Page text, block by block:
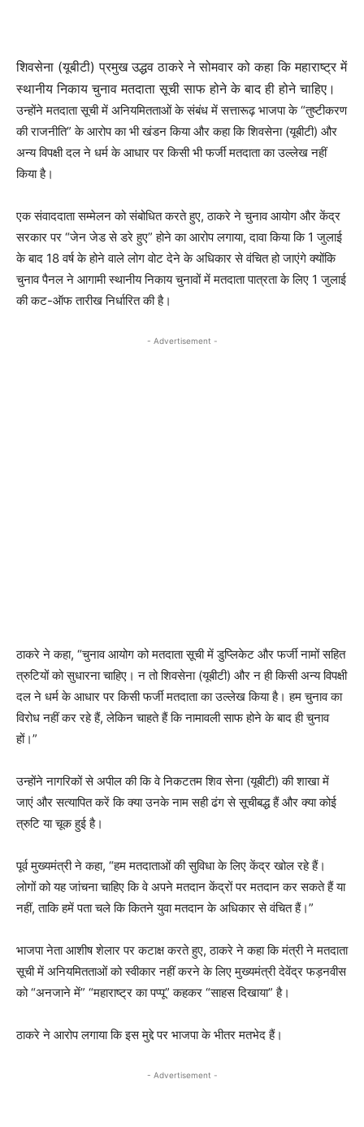
शिवसेना (यूबीटी) प्रमुख उद्धव ठाकरे ने सोमवार को कहा कि महाराष्ट्र में
स्थानीय निकाय चुनाव मतदाता सूची साफ होने के बाद ही होने चाहिए।
उन्होंने मतदाता सूची में अनियमितताओं के संबंध में सत्तारूढ़ भाजपा के “तुष्टीकरण
की राजनीति” के आरोप का भी खंडन किया और कहा कि शिवसेना (यूबीटी) और
अन्य विपक्षी दल ने धर्म के आधार पर किसी भी फर्जी मतदाता का उल्लेख नहीं
किया है।
एक संवाददाता सम्मेलन को संबोधित करते हुए, ठाकरे ने चुनाव आयोग और केंद्र
सरकार पर “जेन जेड से डरे हुए” होने का आरोप लगाया, दावा किया कि 1 जुलाई
के बाद 18 वर्ष के होने वाले लोग वोट देने के अधिकार से वंचित हो जाएंगे क्योंकि
चुनाव पैनल ने आगामी स्थानीय निकाय चुनावों में मतदाता पात्रता के लिए 1 जुलाई
की कट-ऑफ तारीख निर्धारित की है।
- Advertisement -
ठाकरे ने कहा, “चुनाव आयोग को मतदाता सूची में डुप्लिकेट और फर्जी नामों सहित
त्रुटियों को सुधारना चाहिए। न तो शिवसेना (यूबीटी) और न ही किसी अन्य विपक्षी
दल ने धर्म के आधार पर किसी फर्जी मतदाता का उल्लेख किया है। हम चुनाव का
विरोध नहीं कर रहे हैं, लेकिन चाहते हैं कि नामावली साफ होने के बाद ही चुनाव
हों।”
उन्होंने नागरिकों से अपील की कि वे निकटतम शिव सेना (यूबीटी) की शाखा में
जाएं और सत्यापित करें कि क्या उनके नाम सही ढंग से सूचीबद्ध हैं और क्या कोई
त्रुटि या चूक हुई है।
पूर्व मुख्यमंत्री ने कहा, “हम मतदाताओं की सुविधा के लिए केंद्र खोल रहे हैं।
लोगों को यह जांचना चाहिए कि वे अपने मतदान केंद्रों पर मतदान कर सकते हैं या
नहीं, ताकि हमें पता चले कि कितने युवा मतदान के अधिकार से वंचित हैं।”
भाजपा नेता आशीष शेलार पर कटाक्ष करते हुए, ठाकरे ने कहा कि मंत्री ने मतदाता
सूची में अनियमितताओं को स्वीकार नहीं करने के लिए मुख्यमंत्री देवेंद्र फड़नवीस
को “अनजाने में” “महाराष्ट्र का पप्पू” कहकर “साहस दिखाया” है।
ठाकरे ने आरोप लगाया कि इस मुद्दे पर भाजपा के भीतर मतभेद हैं।
- Advertisement -